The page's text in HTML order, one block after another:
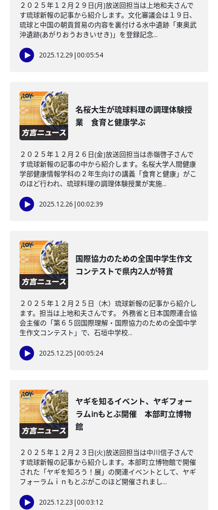
２０２５年１２月２９日(月)放送回担当は上地和夫さんで
す琉球新報の記事から紹介します。文化審議会は１９日、
琉球と中国の朝貢貿易の内容を裏付ける水中遺跡「東奥武
沖遺跡(あがりおうおきいせき)」を登録記念...
2025.12.29 |00:05:54
名桜大生が琉球料理の調理体験授
業 食育と健康学ぶ
２０２５年１２月２６日(金)放送回担当は赤嶺啓子さんで
す琉球新報の記事の中から紹介します。名桜大学人間健康
学部健康情報学科の２年生向けの講義「食育と健康」がこ
のほど行われ、琉球料理の調理体験授業が実施...
2025.12.26 |00:02:39
国際協力のための全国中学生作文
コンテストで県内2人が特賞
２０２５年１２月２５日（木）琉球新報の記事から紹介し
ます。担当は上地和夫さんです。 外務省と日本国際連合協
会主催の「第６５回国際理解・国際協力のための全国中学
生作文コンテスト」で、石垣中学校...
2025.12.25 |00:05:24
ヤギを知るイベント、ヤギフォー
ラムinもとぶ開催 本部町立博物
館
２０２５年１２月２３日(火)放送回担当は中川信子さんで
す琉球新報の記事から紹介します。本部町立博物館で開催
された「ヤギを知ろう！展」の関連イベントとして、ヤギ
フォーラムｉｎもとぶがこのほど開催されまし...
2025.12.23 |00:03:12